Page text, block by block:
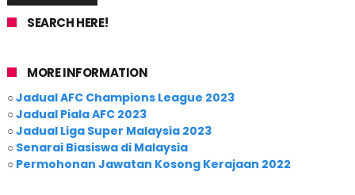
SEARCH HERE!
MORE INFORMATION
○Jadual AFC Champions League 2023
○Jadual Piala AFC 2023
○Jadual Liga Super Malaysia 2023
○ Senarai Biasiswa di Malaysia
○ Permohonan Jawatan Kosong Kerajaan 2022